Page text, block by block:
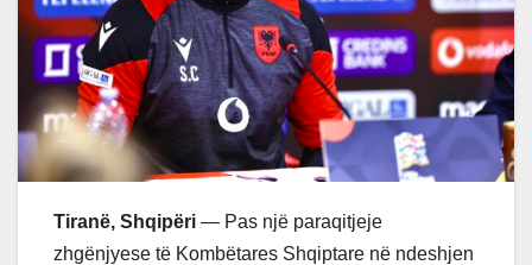
Tiranë, Shqipëri — Pas një paraqitjeje
zhgënjyese të Kombëtares Shqiptare në ndeshjen